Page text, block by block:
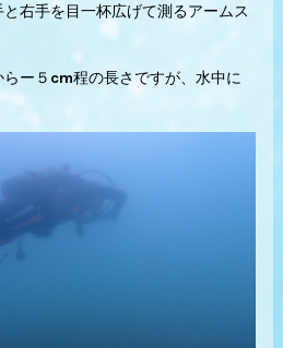
右手を目一杯広げて測るアームス
ー５cm程の長さですが、水中に